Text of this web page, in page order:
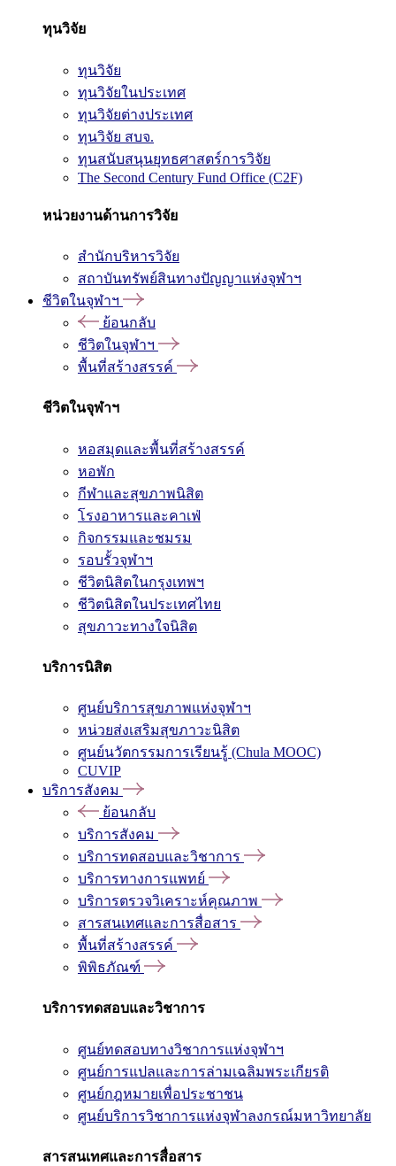
ทุนวิจัย
ทุนวิจัย
ทุนวิจัยในประเทศ
ทุนวิจัยต่างประเทศ
ทุนวิจัย สบจ.
ทุนสนับสนุนยุทธศาสตร์การวิจัย
The Second Century Fund Office (C2F)
หน่วยงานด้านการวิจัย
สำนักบริหารวิจัย
สถาบันทรัพย์สินทางปัญญาแห่งจุฬาฯ
ชีวิตในจุฬาฯ
ย้อนกลับ
ชีวิตในจุฬาฯ
พื้นที่สร้างสรรค์
ชีวิตในจุฬาฯ
หอสมุดและพื้นที่สร้างสรรค์
หอพัก
กีฬาและสุขภาพนิสิต
โรงอาหารและคาเฟ่
กิจกรรมและชมรม
รอบรั้วจุฬาฯ
ชีวิตนิสิตในกรุงเทพฯ
ชีวิตนิสิตในประเทศไทย
สุขภาวะทางใจนิสิต
บริการนิสิต
ศูนย์บริการสุขภาพแห่งจุฬาฯ
หน่วยส่งเสริมสุขภาวะนิสิต
ศูนย์นวัตกรรมการเรียนรู้ (Chula MOOC)
CUVIP
บริการสังคม
ย้อนกลับ
บริการสังคม
บริการทดสอบและวิชาการ
บริการทางการแพทย์
บริการตรวจวิเคราะห์คุณภาพ
สารสนเทศและการสื่อสาร
พื้นที่สร้างสรรค์
พิพิธภัณฑ์
บริการทดสอบและวิชาการ
ศูนย์ทดสอบทางวิชาการแห่งจุฬาฯ
ศูนย์การแปลและการล่ามเฉลิมพระเกียรติ
ศูนย์กฎหมายเพื่อประชาชน
ศูนย์บริการวิชาการแห่งจุฬาลงกรณ์มหาวิทยาลัย
สารสนเทศและการสื่อสาร